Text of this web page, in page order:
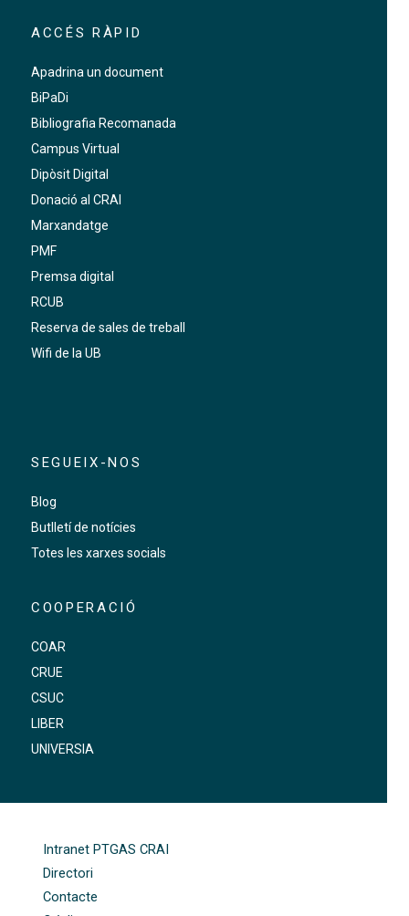
ACCÉS RÀPID
Apadrina un document
BiPaDi
Bibliografia Recomanada
Campus Virtual
Dipòsit Digital
Donació al CRAI
Marxandatge
PMF
Premsa digital
RCUB
Reserva de sales de treball
Wifi de la UB
SEGUEIX-NOS
Blog
Butlletí de notícies
Totes les xarxes socials
COOPERACIÓ
COAR
CRUE
CSUC
LIBER
UNIVERSIA
Intranet PTGAS CRAI
Directori
Contacte